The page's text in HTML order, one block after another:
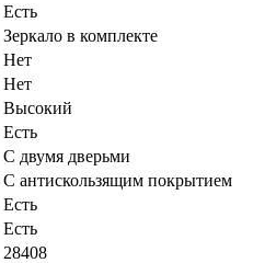
Есть
Зеркало в комплекте
Нет
Нет
Высокий
Есть
С двумя дверьми
С антискользящим покрытием
Есть
Есть
28408